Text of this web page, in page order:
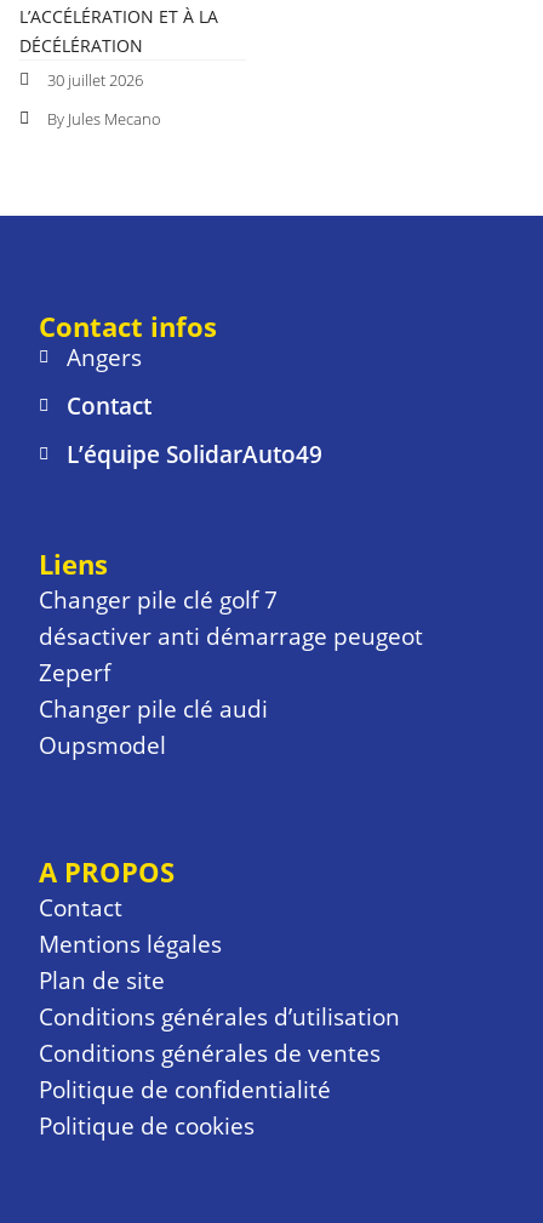
L’ACCÉLÉRATION ET À LA
DÉCÉLÉRATION
30 juillet 2026
By Jules Mecano
Contact infos
Angers
Contact
L’équipe SolidarAuto49
Liens
Changer pile clé golf 7
désactiver anti démarrage peugeot
Zeperf
Changer pile clé audi
Oupsmodel
A PROPOS
Contact
Mentions légales
Plan de site
Conditions générales d’utilisation
Conditions générales de ventes
Politique de confidentialité
Politique de cookies